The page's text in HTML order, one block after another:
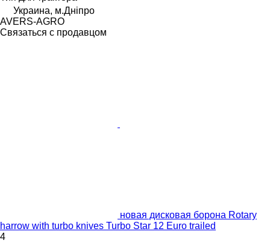
Украина, м.Дніпро
AVERS-AGRO
Связаться с продавцом
новая дисковая борона Rotary
harrow with turbo knives Turbo Star 12 Euro trailed
4